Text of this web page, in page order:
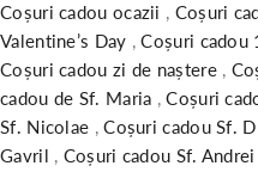
Coșuri cadou ocazii , Coșuri
Valentine’s Day ,Coșuri cadou
Coșuri cadou zi de naștere ,
cadou de Sf. Maria ,Coșuri
Sf. Nicolae ,Coșuri cadou Sf.
Gavril , Coșuri cadou Sf. Andrei